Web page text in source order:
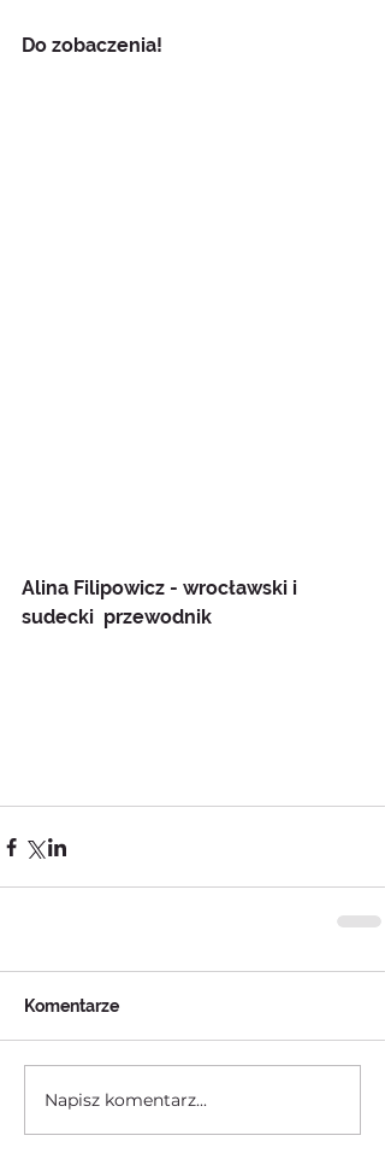
Do zobaczenia!
Alina Filipowicz - wrocławski i
sudecki  przewodnik
Komentarze
Napisz komentarz...